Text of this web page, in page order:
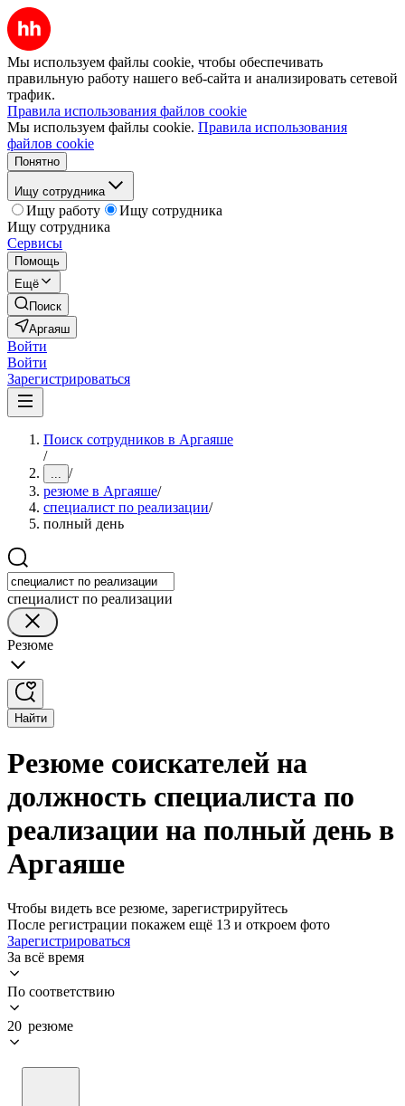
Мы используем файлы cookie, чтобы обеспечивать
правильную работу нашего веб-сайта и анализировать сетевой
трафик.
Правила использования файлов cookie
Мы используем файлы cookie. Правила использования
файлов cookie
Понятно
Ищу сотрудника
Ищу работу
Ищу сотрудника
Ищу сотрудника
Сервисы
Помощь
Ещё
Поиск
Аргаяш
Войти
Войти
Зарегистрироваться
Поиск сотрудников в Аргаяше
/
... /
резюме в Аргаяше/
специалист по реализации/
полный день
специалист по реализации
Резюме
Найти
Резюме соискателей на
должность специалиста по
реализации на полный день в
Аргаяше
Чтобы видеть все резюме, зарегистрируйтесь
После регистрации покажем ещё 13 и откроем фото
Зарегистрироваться
За всё время
По соответствию
20 резюме